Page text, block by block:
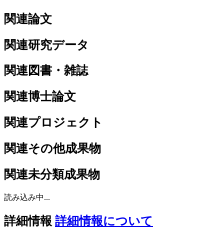
関連論文
関連研究データ
関連図書・雑誌
関連博士論文
関連プロジェクト
関連その他成果物
関連未分類成果物
読み込み中...
詳細情報 詳細情報について